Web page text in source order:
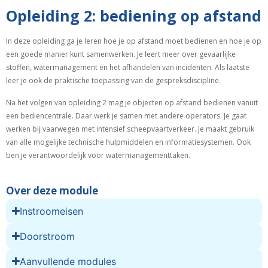
Opleiding 2: bediening op afstand
In deze opleiding ga je leren hoe je op afstand moet bedienen en hoe je op
een goede manier kunt samenwerken. Je leert meer over gevaarlijke
stoffen, watermanagement en het afhandelen van incidenten. Als laatste
leer je ook de praktische toepassing van de gespreksdiscipline.
Na het volgen van opleiding 2 mag je objecten op afstand bedienen vanuit
een bediencentrale. Daar werk je samen met andere operators. Je gaat
werken bij vaarwegen met intensief scheepvaartverkeer. Je maakt gebruik
van alle mogelijke technische hulpmiddelen en informatiesystemen. Ook
ben je verantwoordelijk voor watermanagementtaken.
Over deze module
Instroomeisen
Doorstroom
Aanvullende modules